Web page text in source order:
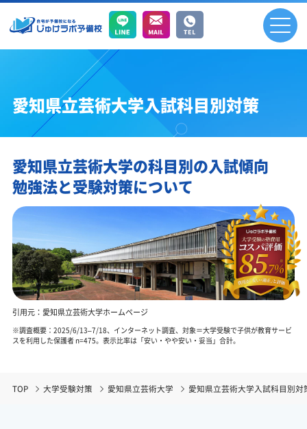
愛知県立芸術大学入試科目別対策
愛知県立芸術大学の科目別の入試傾向
勉強法と受験対策について
引用元：愛知県立芸術大学ホームページ
※調査概要：2025/6/13–7/18、インターネット調査、対象＝大学受験で子供が教育サービ
スを利用した保護者 n=475。表示比率は「安い・やや安い・妥当」合計。
TOP 大学受験対策 愛知県立芸術大学 愛知県立芸術大学入試科目別対